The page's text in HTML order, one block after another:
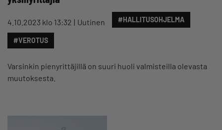
4.10.2023 klo 13:32 Uutinen #HALLITUSOHJELMA
#VEROTUS
Varsinkin pienyrittäjillä on suuri huoli valmisteilla olevasta
muutoksesta.